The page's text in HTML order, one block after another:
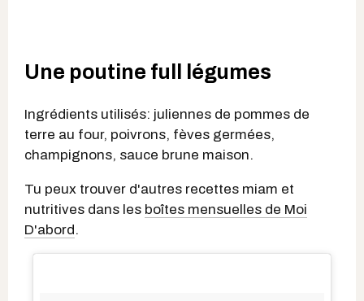
Une poutine full légumes
Ingrédients utilisés: juliennes de pommes de
terre au four, poivrons, fèves germées,
champignons, sauce brune maison.
Tu peux trouver d'autres recettes miam et
nutritives dans les boîtes mensuelles de Moi
D'abord.